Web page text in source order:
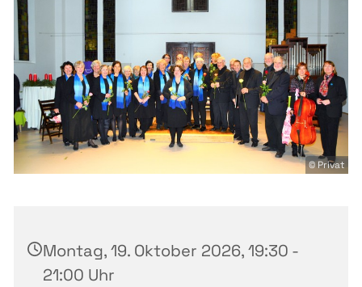
© Privat
Montag, 19. Oktober 2026, 19:30 -
21:00 Uhr